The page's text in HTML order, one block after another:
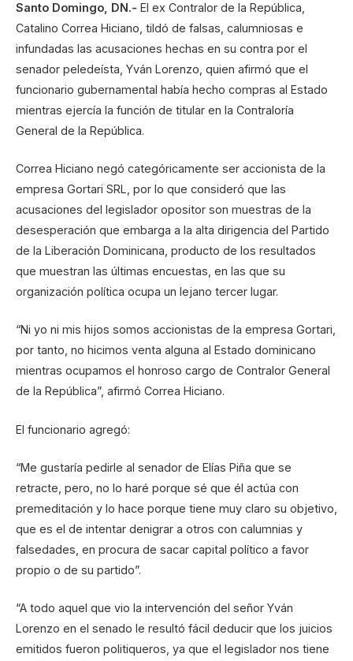
Santo Domingo, DN.- El ex Contralor de la República,
Catalino Correa Hiciano, tildó de falsas, calumniosas e
infundadas las acusaciones hechas en su contra por el
senador peledeísta, Yván Lorenzo, quien afirmó que el
funcionario gubernamental había hecho compras al Estado
mientras ejercía la función de titular en la Contraloría
General de la República.
Correa Hiciano negó categóricamente ser accionista de la
empresa Gortari SRL, por lo que consideró que las
acusaciones del legislador opositor son muestras de la
desesperación que embarga a la alta dirigencia del Partido
de la Liberación Dominicana, producto de los resultados
que muestran las últimas encuestas, en las que su
organización política ocupa un lejano tercer lugar.
“Ni yo ni mis hijos somos accionistas de la empresa Gortari,
por tanto, no hicimos venta alguna al Estado dominicano
mientras ocupamos el honroso cargo de Contralor General
de la República”, afirmó Correa Hiciano.
El funcionario agregó:
“Me gustaría pedirle al senador de Elías Piña que se
retracte, pero, no lo haré porque sé que él actúa con
premeditación y lo hace porque tiene muy claro su objetivo,
que es el de intentar denigrar a otros con calumnias y
falsedades, en procura de sacar capital político a favor
propio o de su partido”.
“A todo aquel que vio la intervención del señor Yván
Lorenzo en el senado le resultó fácil deducir que los juicios
emitidos fueron politiqueros, ya que el legislador nos tiene